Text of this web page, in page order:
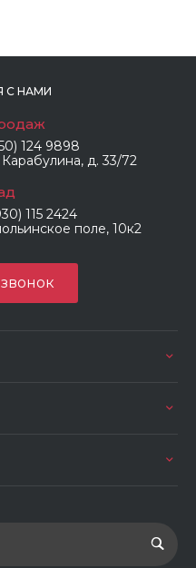
С НАМИ
124 9898
Карабулина, д. 33/72
115 2424
поле, 10к2